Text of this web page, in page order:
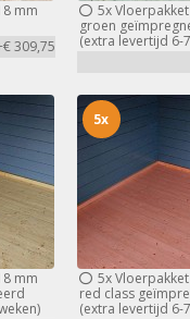
mm
309,75
5x
groen
(extra levertijd 6-
mm
5x
red class
(extra levertijd 6-
5x